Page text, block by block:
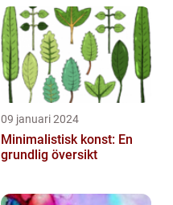
09 januari 2024
Minimalistisk konst: En
grundlig översikt